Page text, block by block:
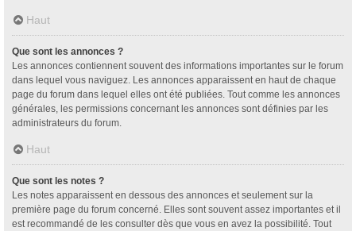
Haut
Que sont les annonces ?
Les annonces contiennent souvent des informations importantes sur le forum
dans lequel vous naviguez. Les annonces apparaissent en haut de chaque
page du forum dans lequel elles ont été publiées. Tout comme les annonces
générales, les permissions concernant les annonces sont définies par les
administrateurs du forum.
Haut
Que sont les notes ?
Les notes apparaissent en dessous des annonces et seulement sur la
première page du forum concerné. Elles sont souvent assez importantes et il
est recommandé de les consulter dès que vous en avez la possibilité. Tout